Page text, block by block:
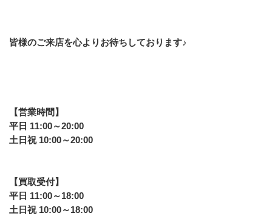
皆様のご来店を心よりお待ちしております♪
﻿【営業時間】
平日 11:00～20:00
土日祝 10:00～20:00
【買取受付】
平日 11:00～18:00
土日祝 10:00～18:00